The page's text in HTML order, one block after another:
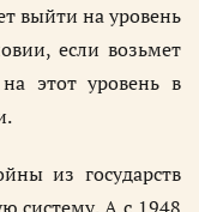
выйти на уровень
если возьмет
этот уровень в
из государств